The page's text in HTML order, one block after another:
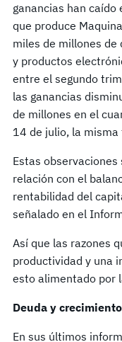
ganancias han
que produce
miles de millones
y productos
entre el segundo
las ganancias
de millones en el
14 de julio, la
Estas
relación con el
rentabilidad del
señalado en el
Así que las razones
productividad y una
esto alimentado por
Deuda y
En sus últimos